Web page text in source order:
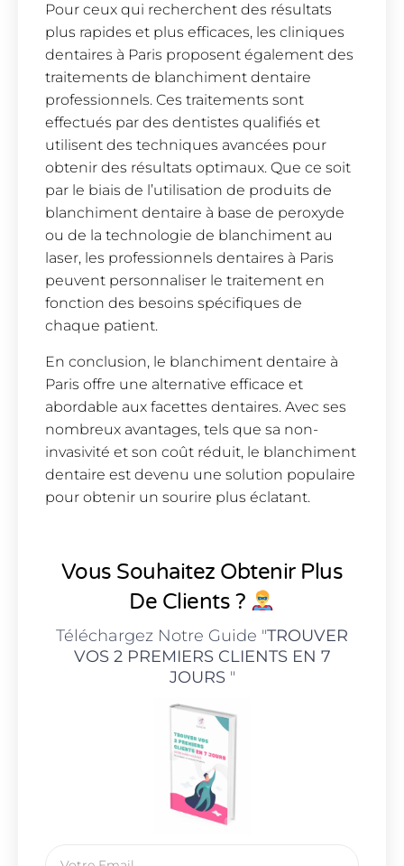
Pour ceux qui recherchent des résultats
plus rapides et plus efficaces, les cliniques
dentaires à Paris proposent également des
traitements de blanchiment dentaire
professionnels. Ces traitements sont
effectués par des dentistes qualifiés et
utilisent des techniques avancées pour
obtenir des résultats optimaux. Que ce soit
par le biais de l’utilisation de produits de
blanchiment dentaire à base de peroxyde
ou de la technologie de blanchiment au
laser, les professionnels dentaires à Paris
peuvent personnaliser le traitement en
fonction des besoins spécifiques de
chaque patient.
En conclusion, le blanchiment dentaire à
Paris offre une alternative efficace et
abordable aux facettes dentaires. Avec ses
nombreux avantages, tels que sa non-
invasivité et son coût réduit, le blanchiment
dentaire est devenu une solution populaire
pour obtenir un sourire plus éclatant.
Vous Souhaitez Obtenir Plus
De Clients ?
Téléchargez Notre Guide "TROUVER
VOS 2 PREMIERS CLIENTS EN 7
JOURS"